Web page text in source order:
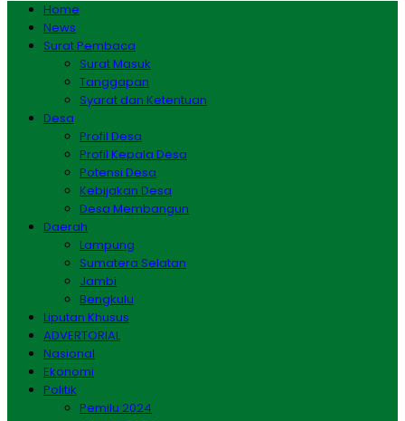
Home
News
Surat Pembaca
Surat Masuk
Tanggapan
Syarat dan Ketentuan
Desa
Profil Desa
Profil Kepala Desa
Potensi Desa
Kebijakan Desa
Desa Membangun
Daerah
Lampung
Sumatera Selatan
Jambi
Bengkulu
Liputan Khusus
ADVERTORIAL
Nasional
Ekonomi
Politik
Pemilu 2024